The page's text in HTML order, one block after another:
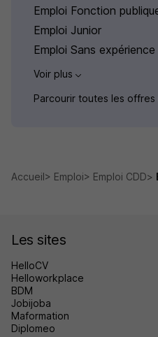
Emploi Fonction
Emploi Junior
Emploi Sans expérience
Voir plus
Parcourir toutes les offres
Accueil Emploi Emploi CDD
Les sites
HelloCV
Helloworkplace
BDM
Jobijoba
Maformation
Diplomeo